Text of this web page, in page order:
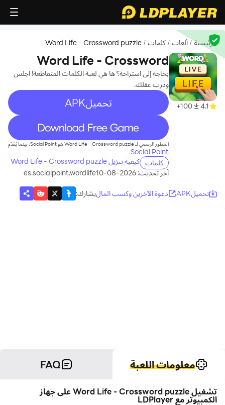
الرئيسية / ألعاب / كلمات /
Word Life - Crossword puzzle
4.1
100+
Word Life - Crossword
puzzle
بحاجة إلى استراحة؟ ها هي لعبة الكلمات المتقاطعة! اجلس
ودرب عقلك.
تحميلAPK
recommend
المطور الرسمي لـ Word Life - Crossword puzzle هو Social Point، بينما يُقدّم
Social Point
كلمات
كيفية تنزيل Word Life - Crossword puzzle
على جهاز الكمبيوتر الخاص بكآخر تحديث: 2026-08-10 es.socialpoint.wordlife
تحميلAPK دعوة الآخرين وكسب الماليشارك:
معلومات اللعبة FAQ
تشغيل Word Life - Crossword puzzle على جهاز
الكمبيوتر مع LDPlayer